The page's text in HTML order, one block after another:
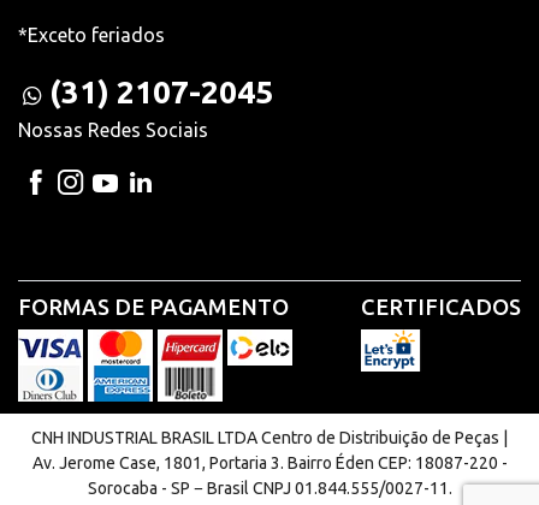
*Exceto feriados
(31) 2107-2045
Nossas Redes Sociais
FORMAS DE PAGAMENTO CERTIFICADOS
CNH INDUSTRIAL BRASIL LTDA Centro de Distribuição de Peças |
Av. Jerome Case, 1801, Portaria 3. Bairro Éden CEP: 18087-220 -
Sorocaba - SP − Brasil CNPJ 01.844.555/0027-11.